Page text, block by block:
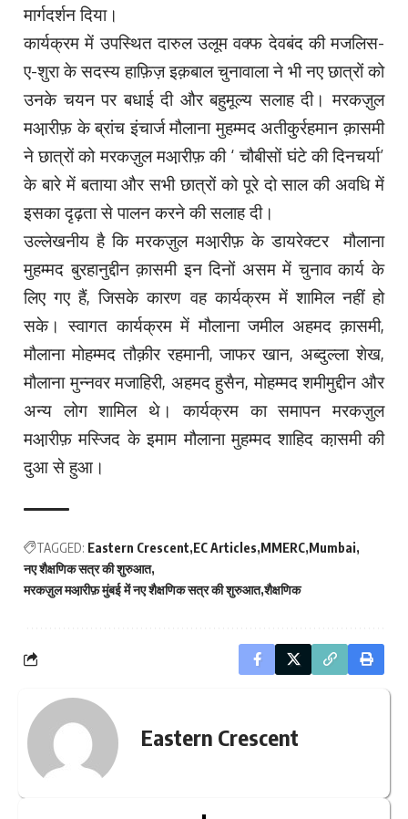
मार्गदर्शन दिया।
कार्यक्रम में उपस्थित दारुल उलूम वक्फ देवबंद की मजलिस-
ए-शुरा के सदस्य हाफ़िज़ इक़बाल चुनावाला ने भी नए छात्रों को
उनके चयन पर बधाई दी और बहुमूल्य सलाह दी। मरकज़ुल
मआ़रीफ़ के ब्रांच इंचार्ज मौलाना मुहम्मद अतीकु़र्रहमान क़ासमी
ने छात्रों को मरकज़ुल मआ़रीफ़ की ‘ चौबीसों घंटे की दिनचर्या’
के बारे में बताया और सभी छात्रों को पूरे दो साल की अवधि में
इसका दृढ़ता से पालन करने की सलाह दी।
उल्लेखनीय है कि मरकज़ुल मआ़रीफ़ के डायरेक्टर मौलाना
मुहम्मद बुरहानुद्दीन क़ासमी इन दिनों असम में चुनाव कार्य के
लिए गए हैं, जिसके कारण वह कार्यक्रम में शामिल नहीं हो
सके। स्वागत कार्यक्रम में मौलाना जमील अहमद क़ासमी,
मौलाना मोहम्मद तौक़ीर रहमानी, जाफर खान, अब्दुल्ला शेख,
मौलाना मुन्नवर मजाहिरी, अहमद हुसैन, मोहम्मद शमीमुद्दीन और
अन्य लोग शामिल थे। कार्यक्रम का समापन मरकज़ुल
मआ़रीफ़ मस्जिद के इमाम मौलाना मुहम्मद शाहिद का़समी की
दुआ से हुआ।
TAGGED: Eastern Crescent EC Articles MMERC Mumbai
नए शैक्षणिक सत्र की शुरुआत
मरकज़ुल मआ़रीफ़ मुंबई में नए शैक्षणिक सत्र की शुरुआत शैक्षणिक
Eastern Crescent